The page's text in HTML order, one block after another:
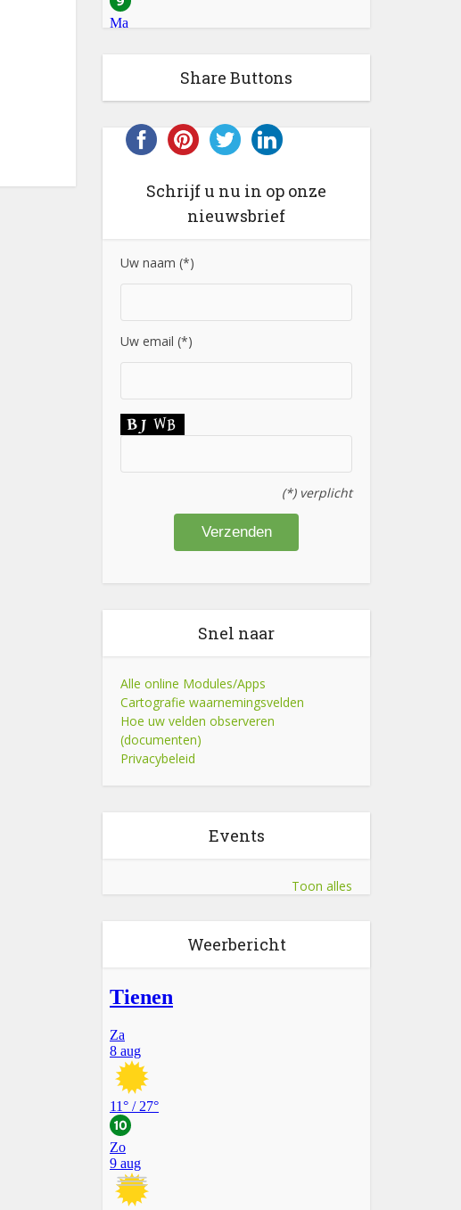
Share Buttons
Schrijf u nu in op onze
nieuwsbrief
Uw naam (*)
Uw email (*)
(*) verplicht
Snel naar
Alle online Modules/Apps
Cartografie waarnemingsvelden
Hoe uw velden observeren
(documenten)
Privacybeleid
Events
Toon alles
Weerbericht